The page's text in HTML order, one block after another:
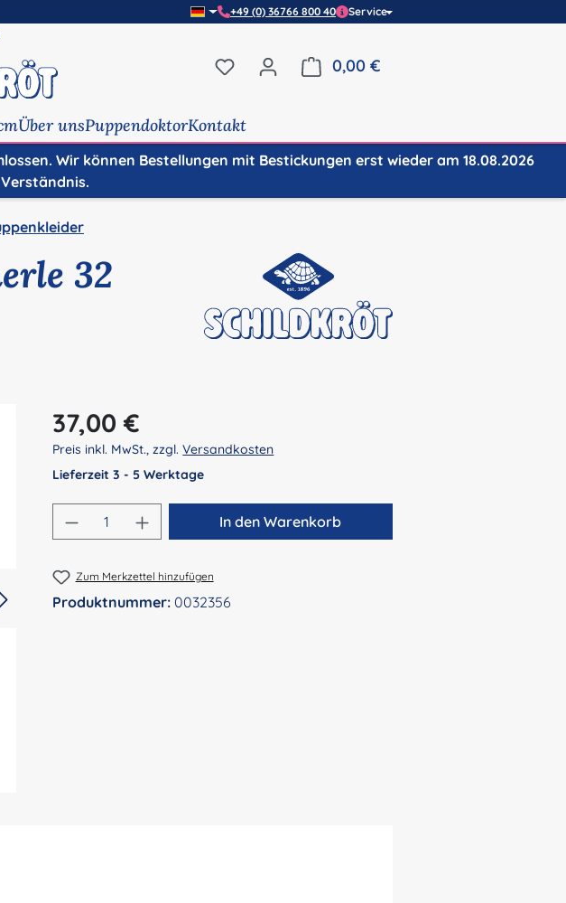
+49 (0) 36766 800 40 Service
Du hast 0 Produkte auf dem Merkzettel
0,00 €
Über unsPuppendoktorKontakt
Wir können Bestellungen mit Bestickungen erst wieder am 18.08.2026
32
Regulärer Preis:
37,00 €
Preis inkl. MwSt., zzgl.Versandkosten
Lieferzeit 3 - 5 Werktage
Produkt Anzahl: Gib den gewünschten Wert ein
In den Warenkorb
Zum Merkzettel hinzufügen
Produktnummer:0032356